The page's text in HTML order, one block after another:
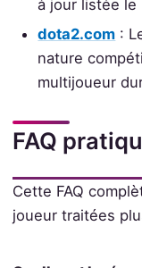
à jour listée
dota2.com :
nature
multijoueur
FAQ
Cette FAQ
joueur traitées